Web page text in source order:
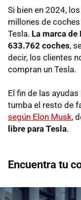
Si bien en 2024,
millones de
Tesla. La marca
633.762 coches,
decir, los clientes
compran un Tesla.
El fin de las
tumba el resto de
según Elon Musk,
libre para Tesla.
Encuentra tu